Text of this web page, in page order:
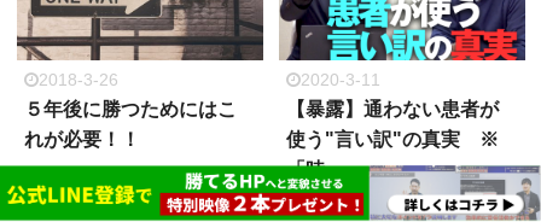
2018-3-26
５年後に勝つためにはこ
れが必要！！
2020-3-11
【暴露】通わない患者が
使う"言い訳"の真実 ※
「時…